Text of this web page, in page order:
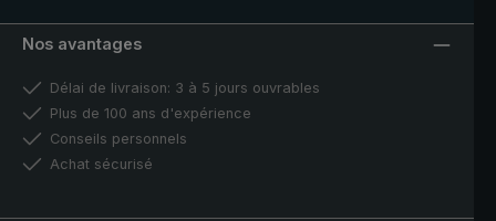
Nos avantages
Délai de livraison: 3 à 5 jours ouvrables
Plus de 100 ans d'expérience
Conseils personnels
Achat sécurisé